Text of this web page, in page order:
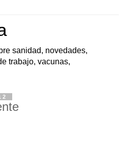
sanidad, novedades,
trabajo, vacunas,